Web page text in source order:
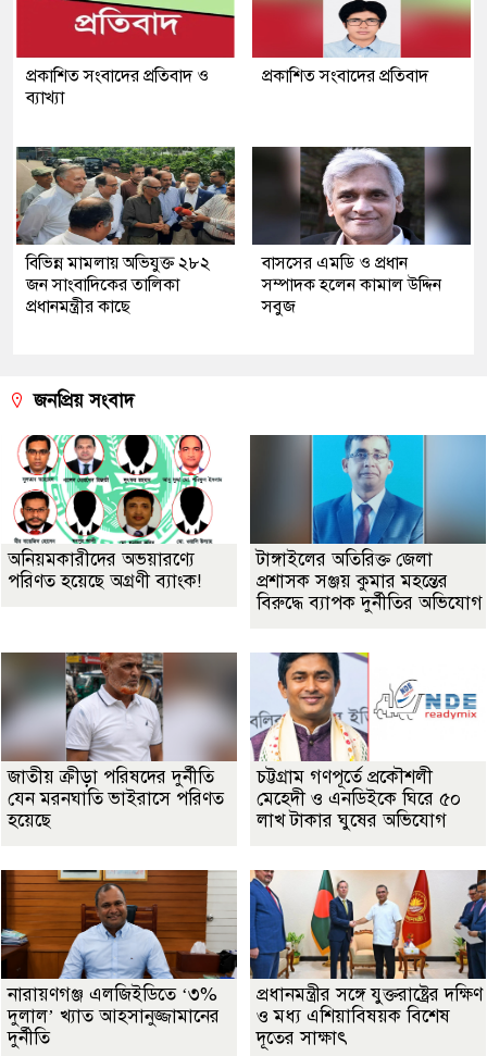
প্রকাশিত সংবাদের প্রতিবাদ ও
ব্যাখ্যা
প্রকাশিত সংবাদের প্রতিবাদ
বিভিন্ন মামলায় অভিযুক্ত ২৮২
জন সাংবাদিকের তালিকা
প্রধানমন্ত্রীর কাছে
বাসসের এমডি ও প্রধান
সম্পাদক হলেন কামাল উদ্দিন
সবুজ
জনপ্রিয় সংবাদ
অনিয়মকারীদের অভয়ারণ্যে
পরিণত হয়েছে অগ্রণী ব্যাংক!
টাঙ্গাইলের অতিরিক্ত জেলা
প্রশাসক সঞ্জয় কুমার মহন্তের
বিরুদ্ধে ব্যাপক দুর্নীতির অভিযোগ
জাতীয় ক্রীড়া পরিষদের দুর্নীতি
যেন মরনঘাতি ভাইরাসে পরিণত
হয়েছে
চট্টগ্রাম গণপূর্তে প্রকৌশলী
মেহেদী ও এনডিইকে ঘিরে ৫০
লাখ টাকার ঘুষের অভিযোগ
নারায়ণগঞ্জ এলজিইডিতে ‘৩%
দুলাল’ খ্যাত আহসানুজ্জামানের
দুর্নীতি
প্রধানমন্ত্রীর সঙ্গে যুক্তরাষ্ট্রের দক্ষিণ
ও মধ্য এশিয়াবিষয়ক বিশেষ
দূতের সাক্ষাৎ